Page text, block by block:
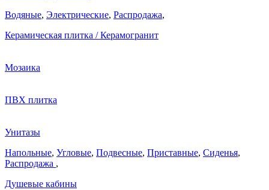
Водяные, Электрические, Распродажа,
Керамическая плитка / Керамогранит
Мозаика
ПВХ плитка
Унитазы
Напольные, Угловые, Подвесные, Приставные, Сиденья,
Распродажа ,
Душевые кабины